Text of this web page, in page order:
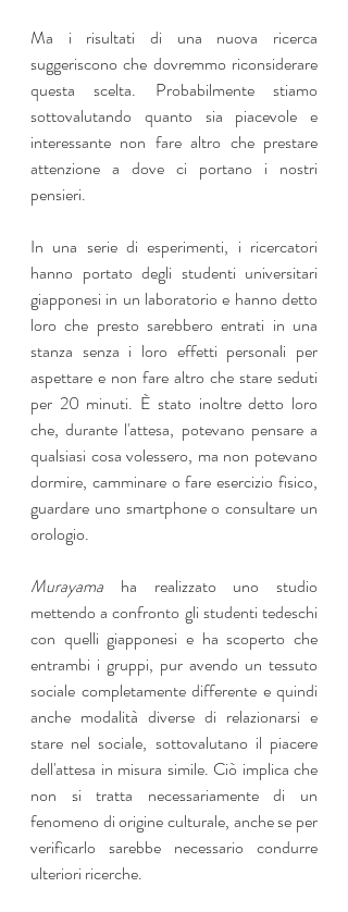
Ma i risultati di una nuova ricerca
suggeriscono che dovremmo riconsiderare
questa scelta. Probabilmente stiamo
sottovalutando quanto sia piacevole e
interessante non fare altro che prestare
attenzione a dove ci portano i nostri
pensieri.
In una serie di esperimenti, i ricercatori
hanno portato degli studenti universitari
giapponesi in un laboratorio e hanno detto
loro che presto sarebbero entrati in una
stanza senza i loro effetti personali per
aspettare e non fare altro che stare seduti
per 20 minuti. È stato inoltre detto loro
che, durante l'attesa, potevano pensare a
qualsiasi cosa volessero, ma non potevano
dormire, camminare o fare esercizio fisico,
guardare uno smartphone o consultare un
orologio.
Murayama ha realizzato uno studio
mettendo a confronto gli studenti tedeschi
con quelli giapponesi e ha scoperto che
entrambi i gruppi, pur avendo un tessuto
sociale completamente differente e quindi
anche modalità diverse di relazionarsi e
stare nel sociale, sottovalutano il piacere
dell'attesa in misura simile. Ciò implica che
non si tratta necessariamente di un
fenomeno di origine culturale, anche se per
verificarlo sarebbe necessario condurre
ulteriori ricerche.